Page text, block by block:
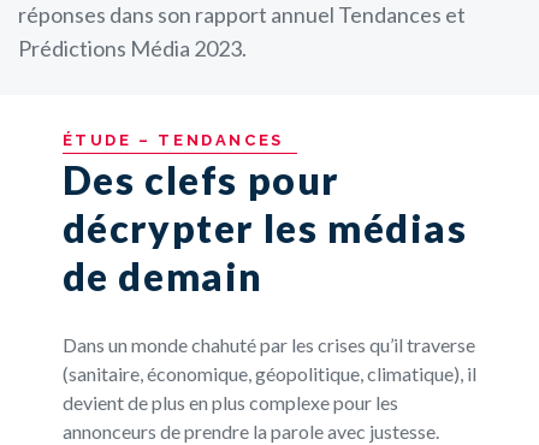
réponses dans son rapport annuel Tendances et
Prédictions Média 2023.
ÉTUDE – TENDANCES
Des clefs pour
décrypter les médias
de demain
Dans un monde chahuté par les crises qu’il traverse
(sanitaire, économique, géopolitique, climatique), il
devient de plus en plus complexe pour les
annonceurs de prendre la parole avec justesse.